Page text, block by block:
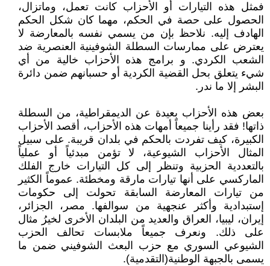
فمثل هذه التيارات أو الأحزاب كانت تعمل، وماتزال،
الحصول على حصة في الحكم، مهما كان شكل الحكم
الهادف إليه. نلاحظ بإن من يسمي نفسه بالمعارضة لا
يعترض على ممارسات السطلة الشوفينية العنصرية ضد
الشعب الكردي. و برامج هذه الأحزاب خالية من أي
شيء يتعلق بحل القضية الكردية أو حسبانهم ضمن دائرة
البشر إلا ما ندر.
بعض هذه الأحزاب بعيدة عن الديمقراطية، من السطلة
ذاتها! فقد رأينا جميعاً أمهات هذه الأحزاب، أقصد الأحزاب
الكبيرة، كيف تفردت بالحكم في بلدان قريبة. على سبيل
المثال الأحزاب الشيوعية، لا تؤمن مبدئياً أو عملياً
بالتعددية الحزبية وتنظر إلى كل التيارات خارج الفلك
الماركسي على أنها تيارات مارقة ومخطئة. عموماً الكثير
من تيارات المعارضة السابقة تحولت إلى حكومات
إستبدادية وأكثر عنجهية من سوالفها. مصر، الجزائر،
إيران، ليبيا، العراق والعديد من البلدان الأخرى لخيرُ مثال
على ذلك. ونعرف جميعاً ملابسات تحالف الحزب
الشيوعي السوري مع حزب البعث الشوفيني ضمن ما
يسمى بالجبهة الوطنية(التقدمية).